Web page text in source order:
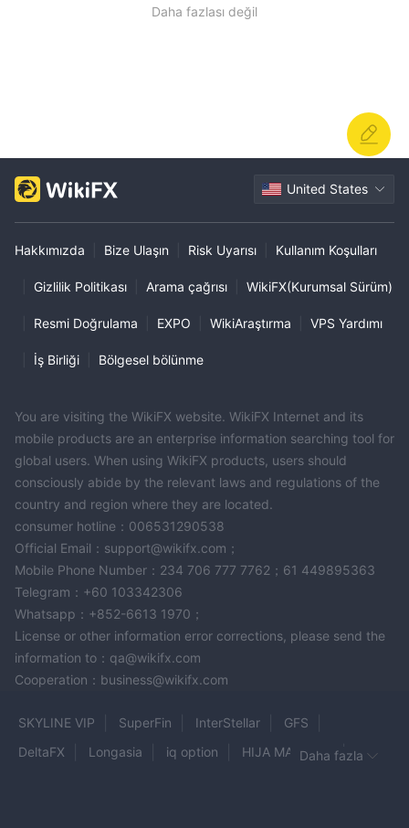
Daha fazlası değil
United States
Hakkımızda Bize Ulaşın Risk Uyarısı Kullanım Koşulları
Gizlilik Politikası Arama çağrısı WikiFX(Kurumsal Sürüm)
Resmi Doğrulama EXPO WikiAraştırma VPS Yardımı
İş Birliği Bölgesel bölünme
You are visiting the WikiFX website. WikiFX Internet and its
mobile products are an enterprise information searching tool for
global users. When using WikiFX products, users should
consciously abide by the relevant laws and regulations of the
country and region where they are located.
consumer hotline：006531290538
Official Email：support@wikifx.com；
Mobile Phone Number：234 706 777 7762；61 449895363
Telegram：+60 103342306
Whatsapp：+852-6613 1970；
License or other information error corrections, please send the
information to：qa@wikifx.com
Cooperation：business@wikifx.com
SKYLINE VIP SuperFin InterStellar
GFS
DeltaFX
Longasia iq option
HIJA MARKETSDaha fazla